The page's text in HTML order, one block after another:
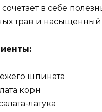
сочетает в себе
трав и насыщенный
шпината
корн
латука